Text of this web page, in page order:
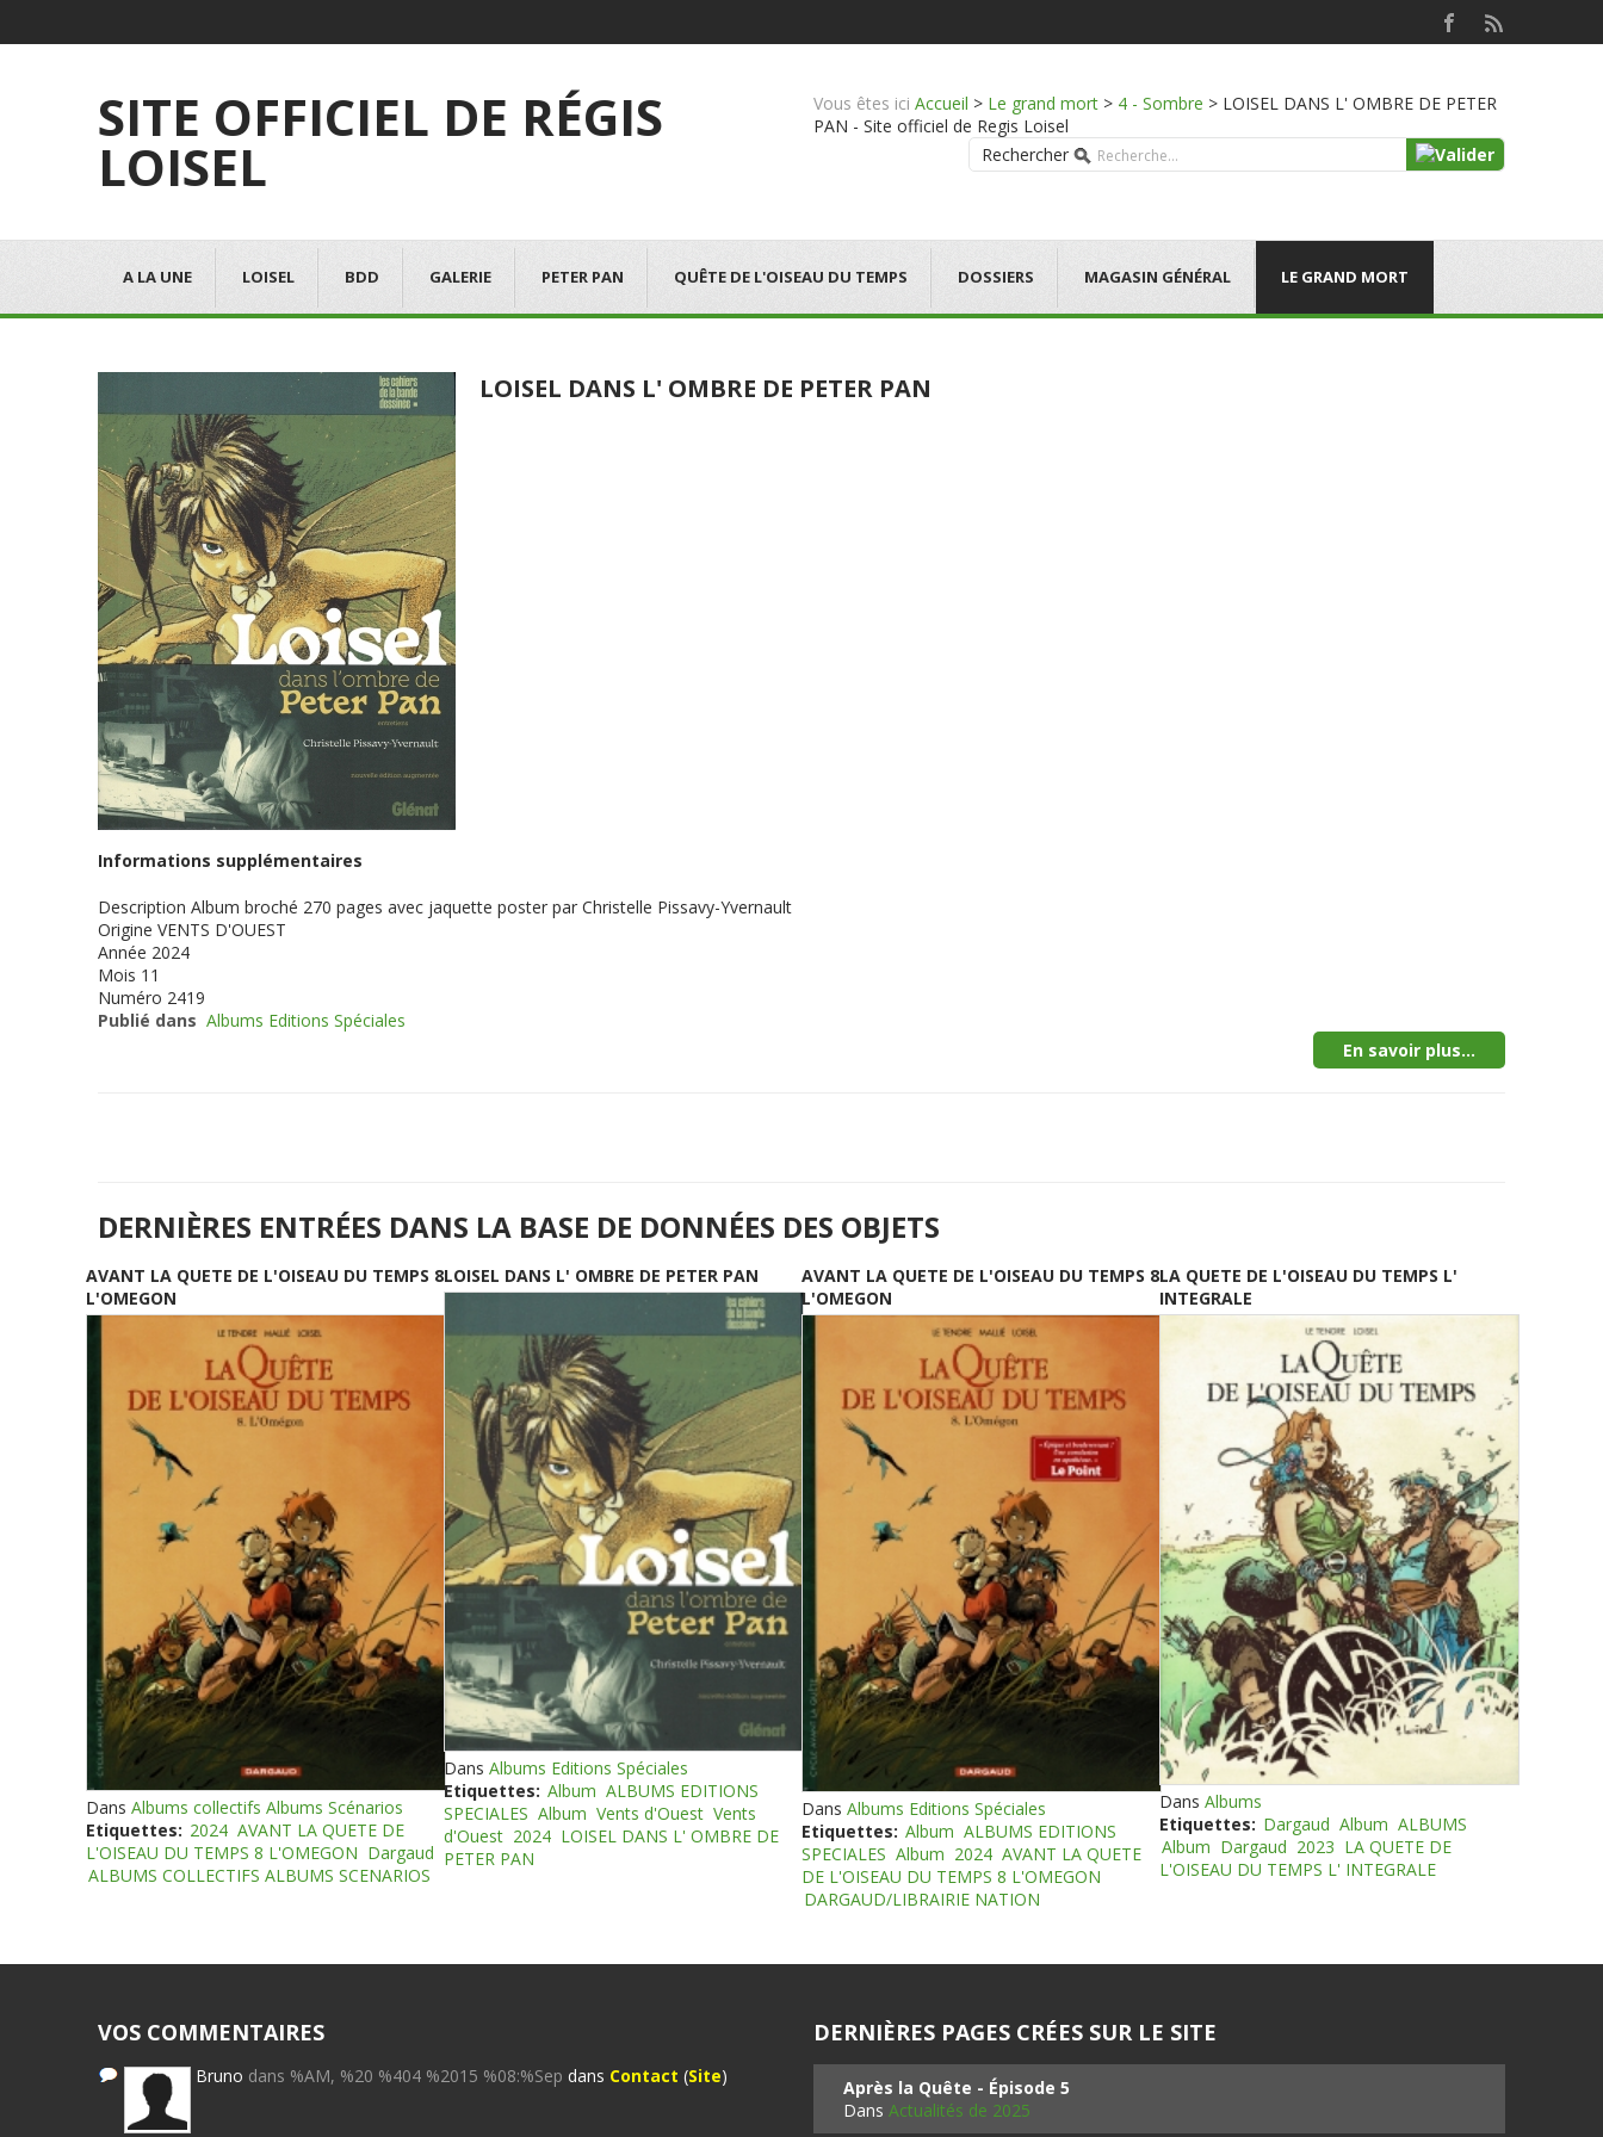
SITE OFFICIEL DE RÉGIS
LOISEL
Vous êtes ici Accueil > Le grand mort > 4 - Sombre > LOISEL DANS L' OMBRE DE PETER
PAN - Site officiel de Regis Loisel
Rechercher
A LA UNE LOISEL BDD GALERIE PETER PAN QUÊTE DE L'OISEAU DU TEMPS DOSSIERS MAGASIN GÉNÉRAL LE GRAND MORT
LOISEL DANS L' OMBRE DE PETER PAN
Informations supplémentaires
Description Album broché 270 pages avec jaquette poster par Christelle Pissavy-Yvernault
Origine VENTS D'OUEST
Année 2024
Mois 11
Numéro 2419
Publié dans Albums Editions Spéciales
En savoir plus...
DERNIÈRES ENTRÉES DANS LA BASE DE DONNÉES DES OBJETS
AVANT LA QUETE DE L'OISEAU DU TEMPS 8
L'OMEGON
Dans Albums collectifs Albums Scénarios
Etiquettes: 2024 AVANT LA QUETE DE
L'OISEAU DU TEMPS 8 L'OMEGON Dargaud
ALBUMS COLLECTIFS ALBUMS SCENARIOS
LOISEL DANS L' OMBRE DE PETER PAN
Dans Albums Editions Spéciales
Etiquettes: Album ALBUMS EDITIONS
SPECIALES Album Vents d'Ouest Vents
d'Ouest 2024 LOISEL DANS L' OMBRE DE
PETER PAN
AVANT LA QUETE DE L'OISEAU DU TEMPS 8
L'OMEGON
Dans Albums Editions Spéciales
Etiquettes: Album ALBUMS EDITIONS
SPECIALES Album 2024 AVANT LA QUETE
DE L'OISEAU DU TEMPS 8 L'OMEGON
DARGAUD/LIBRAIRIE NATION
LA QUETE DE L'OISEAU DU TEMPS L'
INTEGRALE
Dans Albums
Etiquettes: Dargaud Album ALBUMS
Album Dargaud 2023 LA QUETE DE
L'OISEAU DU TEMPS L' INTEGRALE
VOS COMMENTAIRES
Bruno dans %AM, %20 %404 %2015 %08:%Sep dans Contact (Site)
DERNIÈRES PAGES CRÉES SUR LE SITE
Après la Quête - Épisode 5
Dans Actualités de 2025